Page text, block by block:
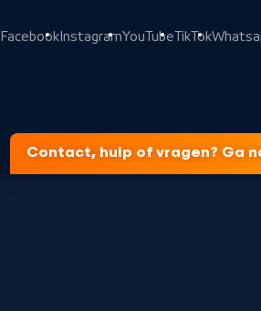
Facebook InstagramYouTubeTikTok
Contact, hulp of vragen? Ga